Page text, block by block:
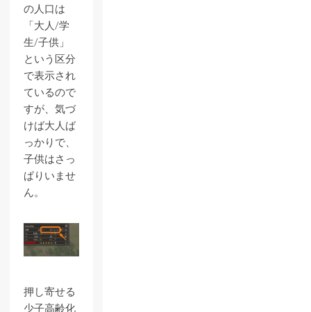
の人口は
「大人/学
生/子供」
という区分
で表示され
ているので
すが、気づ
けば大人ば
っかりで、
子供はさっ
ぱりいませ
ん。
押し寄せる
少子高齢化